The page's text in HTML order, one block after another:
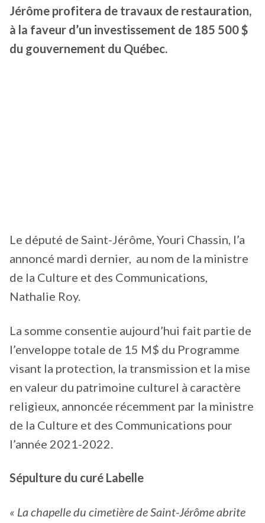
Jérôme profitera de travaux de restauration,
à la faveur d’un investissement de 185 500 $
du gouvernement du Québec.
Le député de Saint-Jérôme, Youri Chassin, l’a
annoncé mardi dernier, au nom de la ministre
de la Culture et des Communications,
Nathalie Roy.
La somme consentie aujourd’hui fait partie de
l’enveloppe totale de 15 M$ du Programme
visant la protection, la transmission et la mise
en valeur du patrimoine culturel à caractère
religieux, annoncée récemment par la ministre
de la Culture et des Communications pour
l’année 2021-2022.
Sépulture du curé Labelle
« La chapelle du cimetière de Saint-Jérôme abrite